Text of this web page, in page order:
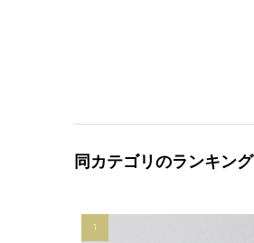
同カテゴリのランキング
1